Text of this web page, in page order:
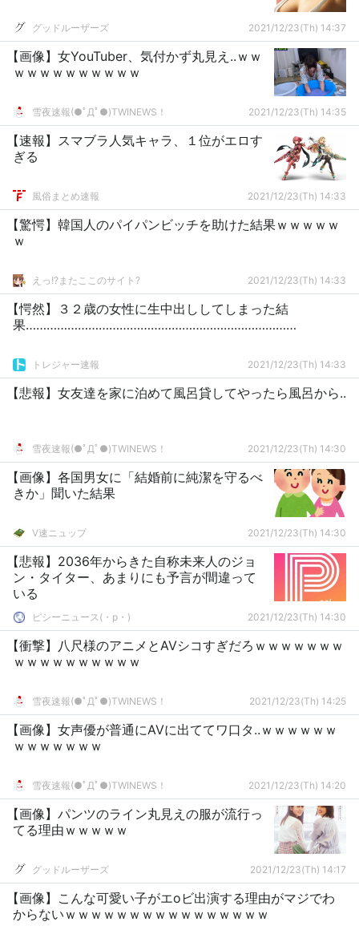
グッドルーザーズ 2021/12/23(Th) 14:37
【画像】女YouTuber、気付かず丸見え..ｗｗ
ｗｗｗｗｗｗｗｗｗｗ
雪夜速報(●ﾟДﾟ●)TWINEWS！ 2021/12/23(Th) 14:35
【速報】スマブラ人気キャラ、１位がエロす
ぎる
風俗まとめ速報 2021/12/23(Th) 14:33
【驚愕】韓国人のパイパンビッチを助けた結果ｗｗｗｗｗ
ｗ
えっ!?またここのサイト? 2021/12/23(Th) 14:33
【愕然】３２歳の女性に生中出ししてしまった結
果……………………………………………………………………
トレジャー速報 2021/12/23(Th) 14:33
【悲報】女友達を家に泊めて風呂貸してやったら風呂から..
雪夜速報(●ﾟДﾟ●)TWINEWS！ 2021/12/23(Th) 14:30
【画像】各国男女に「結婚前に純潔を守るべ
きか」聞いた結果
V速ニュップ 2021/12/23(Th) 14:30
【悲報】2036年からきた自称未来人のジョ
ン・タイター、あまりにも予言が間違って
いる
ピシーニュース(・p・)ゞ 2021/12/23(Th) 14:30
【衝撃】八尺様のアニメとAVシコすぎだろｗｗｗｗｗｗｗ
ｗｗｗｗｗｗｗｗｗｗ
雪夜速報(●ﾟДﾟ●)TWINEWS！ 2021/12/23(Th) 14:25
【画像】女声優が普通にAVに出ててワ口タ..ｗｗｗｗｗｗ
ｗｗｗｗｗｗｗ
雪夜速報(●ﾟДﾟ●)TWINEWS！ 2021/12/23(Th) 14:20
【画像】パンツのライン丸見えの服が流行っ
てる理由ｗｗｗｗｗ
グッドルーザーズ 2021/12/23(Th) 14:17
【画像】こんな可愛い子がエoビ出演する理由がマジでわ
からないｗｗｗｗｗｗｗｗｗｗｗｗｗｗｗｗ